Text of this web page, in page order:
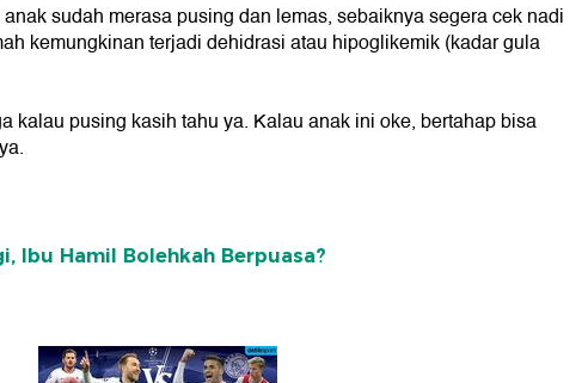
sudah merasa pusing dan lemas, sebaiknya segera cek nadi
kemungkinan terjadi dehidrasi atau hipoglikemik (kadar gula
kalau pusing kasih tahu ya. Kalau anak ini oke, bertahap bisa
Ibu Hamil Bolehkah Berpuasa?